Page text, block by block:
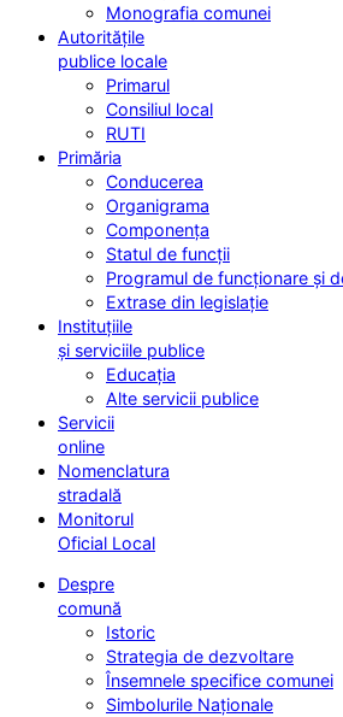
Monografia comunei
Autoritățile
publice locale
Primarul
Consiliul local
RUTI
Primăria
Conducerea
Organigrama
Componența
Statul de funcții
Programul de funcționare și
Extrase din legislație
Instituțiile
și serviciile publice
Educația
Alte servicii publice
Servicii
online
Nomenclatura
stradală
Monitorul
Oficial Local
Despre
comună
Istoric
Strategia de dezvoltare
Însemnele specifice comunei
Simbolurile Naționale